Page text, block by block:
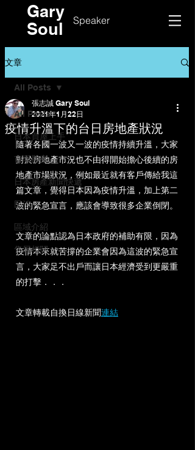
Gary
Soul
Speaker
文章
All Posts
日本買屋上手
市場觀察
日本房產新聞快遞
民泊
區域介紹
售屋相關
All Posts
疫情升溫下的台日房地產狀況
張志誠 Gary Soul
2021年1月22日
隨著各國一波又一波的疫情持續升溫，大家
對於房地產市況也不由得開始擔心後續的房
地產市場狀況，例如最近就有客戶傳給我這
篇文章，覺得日本因為疫情升溫，加上第二
波的緊急宣言，應該會導致很多企業倒閉。
文章的論點認為日本政府的補助有限，因為
疫情本來就苦撐的企業會因為這波的緊急宣
言，大家足不出戶而讓日本經濟受到更嚴重
的打擊．．．
文章轉載自換日線新聞連結